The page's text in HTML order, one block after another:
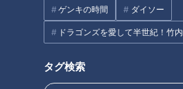
ゲンキの時間 ダイソー
ドラゴンズを愛して半世紀！竹
タグ検索
この日、集まってくれたのは、3年
ベルギーに住み、高3でこの高校に
からポーランド、その後メキシコと
双子の姉妹などです。